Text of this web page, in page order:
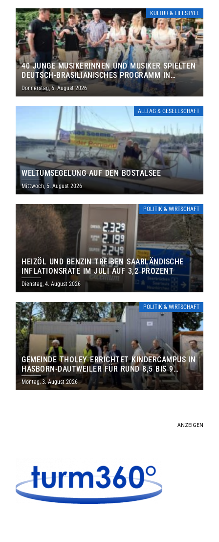
KULTUR & LIFESTYLE
40 JUNGE MUSIKERINNEN UND MUSIKER SPIELTEN
DEUTSCH-BRASILIANISCHES PROGRAMM IN
THOLEY
Donnerstag, 6. August 2026
ALLTAG & GESELLSCHAFT
WELTUMSEGELUNG AUF DEN BOSTALSEE
Mittwoch, 5. August 2026
POLITIK & WIRTSCHAFT
HEIZÖL UND BENZIN TREIBEN SAARLÄNDISCHE
INFLATIONSRATE IM JULI AUF 3,2 PROZENT
Dienstag, 4. August 2026
POLITIK & WIRTSCHAFT
GEMEINDE THOLEY ERRICHTET KINDERCAMPUS IN
HASBORN-DAUTWEILER FÜR RUND 8,5 BIS 9
MILLIONEN EURO
Montag, 3. August 2026
ANZEIGEN